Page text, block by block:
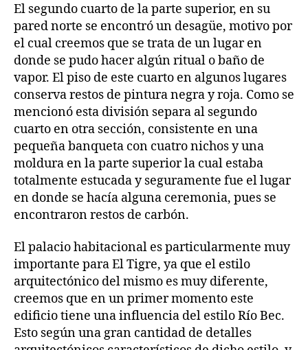
El segundo cuarto de la parte superior, en su
pared norte se encontró un desagüe, motivo por
el cual creemos que se trata de un lugar en
donde se pudo hacer algún ritual o baño de
vapor. El piso de este cuarto en algunos lugares
conserva restos de pintura negra y roja. Como se
mencionó esta división separa al segundo
cuarto en otra sección, consistente en una
pequeña banqueta con cuatro nichos y una
moldura en la parte superior la cual estaba
totalmente estucada y seguramente fue el lugar
en donde se hacía alguna ceremonia, pues se
encontraron restos de carbón.
El palacio habitacional es particularmente muy
importante para El Tigre, ya que el estilo
arquitectónico del mismo es muy diferente,
creemos que en un primer momento este
edificio tiene una influencia del estilo Río Bec.
Esto según una gran cantidad de detalles